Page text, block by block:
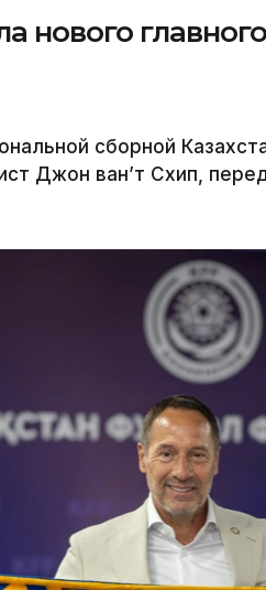
нового
сборной
Джон ван’т Схип,